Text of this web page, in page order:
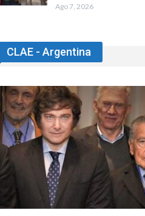
Ago 7, 2026
CLAE - Argentina